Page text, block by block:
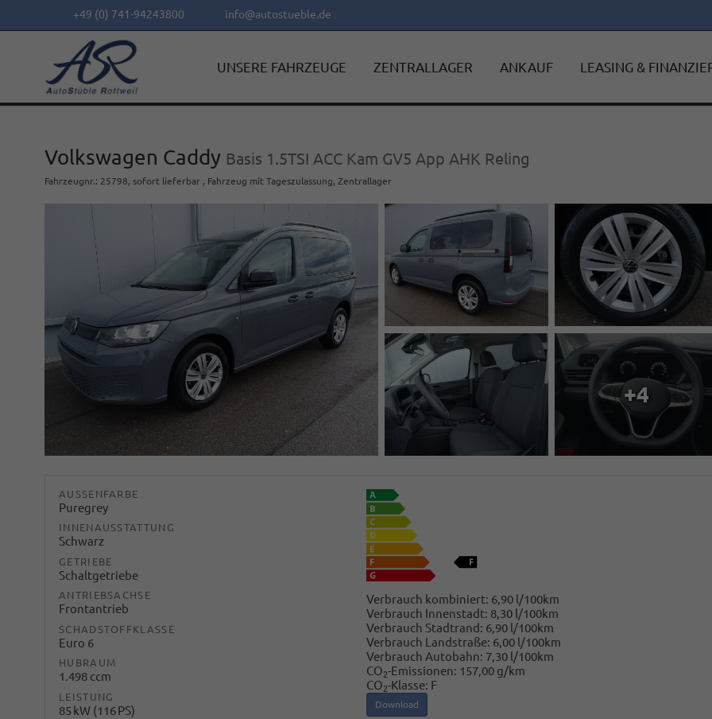
+49 (0) 741-94243800 info@autostueble.de
UNSERE FAHRZEUGE ZENTRALLAGER ANKAUF LEASING &
Volkswagen Caddy Basis 1.5TSI ACC Kam GV5 App AHK Reling
Fahrzeugnr.: 25798, sofort lieferbar , Fahrzeug mit Tageszulassung, Zentrallager
+4
AUSSENFARBE
Puregrey
INNENAUSSTATTUNG
Schwarz
GETRIEBE
Schaltgetriebe
ANTRIEBSACHSE
Frontantrieb
SCHADSTOFFKLASSE
Euro 6
HUBRAUM
1.498 ccm
LEISTUNG
85 kW (116 PS)
Verbrauch kombiniert: 6,90 l/100km
Verbrauch Innenstadt: 8,30 l/100km
Verbrauch Stadtrand: 6,90 l/100km
Verbrauch Landstraße: 6,00 l/100km
Verbrauch Autobahn: 7,30 l/100km
CO2-Emissionen: 157,00 g/km
CO2-Klasse: F
Download